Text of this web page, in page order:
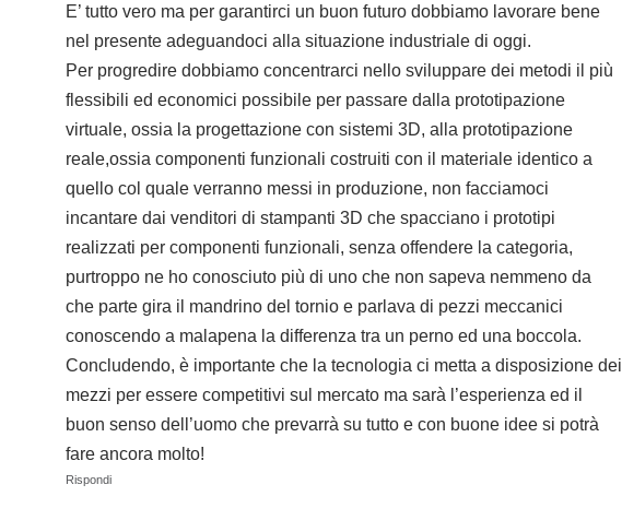
E’ tutto vero ma per garantirci un buon futuro dobbiamo lavorare bene
nel presente adeguandoci alla situazione industriale di oggi.
Per progredire dobbiamo concentrarci nello sviluppare dei metodi il più
flessibili ed economici possibile per passare dalla prototipazione
virtuale, ossia la progettazione con sistemi 3D, alla prototipazione
reale,ossia componenti funzionali costruiti con il materiale identico a
quello col quale verranno messi in produzione, non facciamoci
incantare dai venditori di stampanti 3D che spacciano i prototipi
realizzati per componenti funzionali, senza offendere la categoria,
purtroppo ne ho conosciuto più di uno che non sapeva nemmeno da
che parte gira il mandrino del tornio e parlava di pezzi meccanici
conoscendo a malapena la differenza tra un perno ed una boccola.
Concludendo, è importante che la tecnologia ci metta a disposizione dei
mezzi per essere competitivi sul mercato ma sarà l’esperienza ed il
buon senso dell’uomo che prevarrà su tutto e con buone idee si potrà
fare ancora molto!
Rispondi